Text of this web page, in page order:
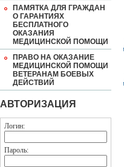
ПАМЯТКА ДЛЯ ГРАЖДАН
О ГАРАНТИЯХ
БЕСПЛАТНОГО
ОКАЗАНИЯ
МЕДИЦИНСКОЙ ПОМОЩИ
ПРАВО НА ОКАЗАНИЕ
МЕДИЦИНСКОЙ ПОМОЩИ
ВЕТЕРАНАМ БОЕВЫХ
ДЕЙСТВИЙ
АВТОРИЗАЦИЯ
Логин:
Пароль: